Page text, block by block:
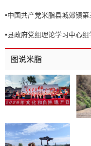
•中国共产党米脂县城郊镇
•县政府党组理论学习中心
召开
图说米脂